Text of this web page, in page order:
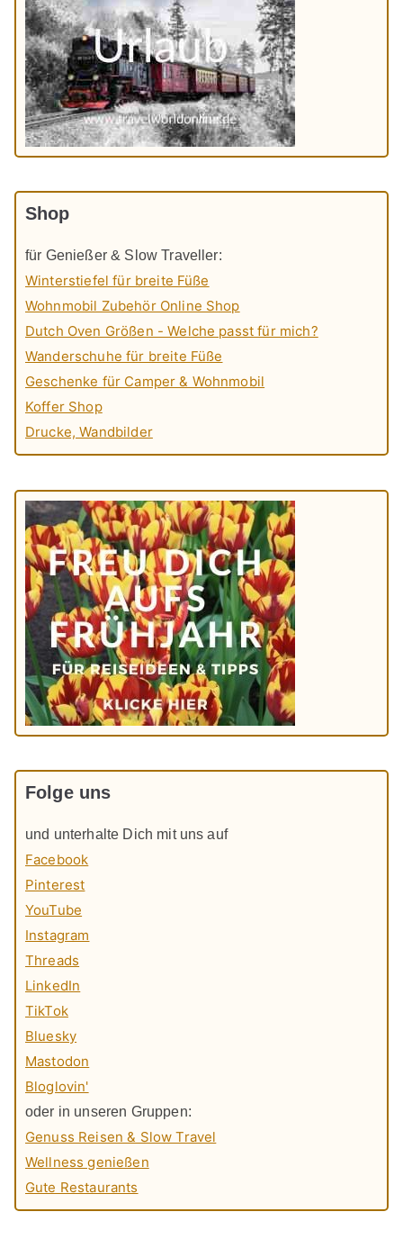
Shop
für Genießer & Slow Traveller:
Winterstiefel für breite Füße
Wohnmobil Zubehör Online Shop
Dutch Oven Größen - Welche passt für mich?
Wanderschuhe für breite Füße
Geschenke für Camper & Wohnmobil
Koffer Shop
Drucke, Wandbilder
Folge uns
und unterhalte Dich mit uns auf
Facebook
Pinterest
YouTube
Instagram
Threads
LinkedIn
TikTok
Bluesky
Mastodon
Bloglovin'
oder in unseren Gruppen:
Genuss Reisen & Slow Travel
Wellness genießen
Gute Restaurants